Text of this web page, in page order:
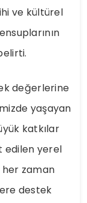
ve kültürel
değerlerine
yaşayan
katkılar
edilen yerel
her zaman
destek